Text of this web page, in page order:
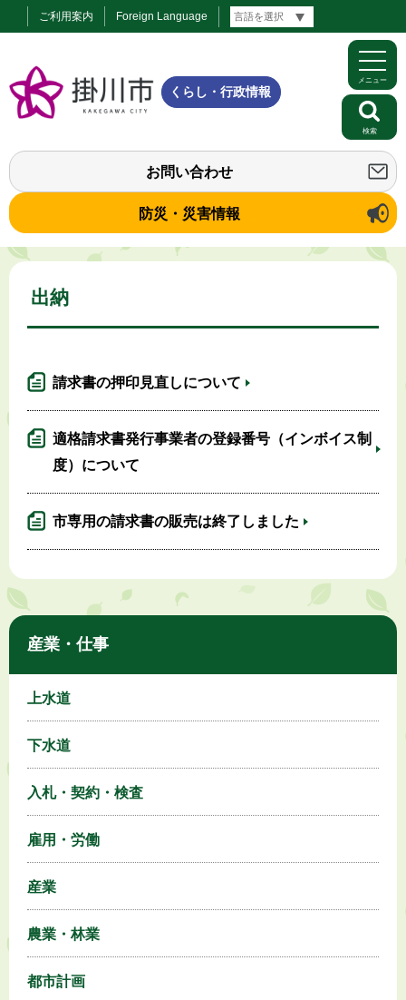
ご利用案内 Foreign Language
くらし・行政情報
お問い合わせ
防災・災害情報
メニュー
検索
出納
請求書の押印見直しについて
適格請求書発行事業者の登録番号（インボイス制
度）について
市専用の請求書の販売は終了しました
産業・仕事
上水道
下水道
入札・契約・検査
雇用・労働
産業
農業・林業
都市計画